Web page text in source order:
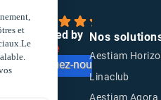
4.3
powered by
G
e
évaluez-nous sur
Nos
Aestiam
Linaclub